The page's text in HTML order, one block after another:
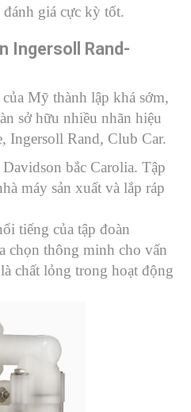
giá cực kỳ tốt.
Ingersoll Rand-
Mỹ thành lập khá sớm,
sở hữu nhiều nhãn hiệu
Ingersoll Rand, Club Car.
bắc Carolia. Tập
máy sản xuất và lắp ráp
tiếng của tập đoàn
chọn thông minh cho vấn
chất lỏng trong hoạt động